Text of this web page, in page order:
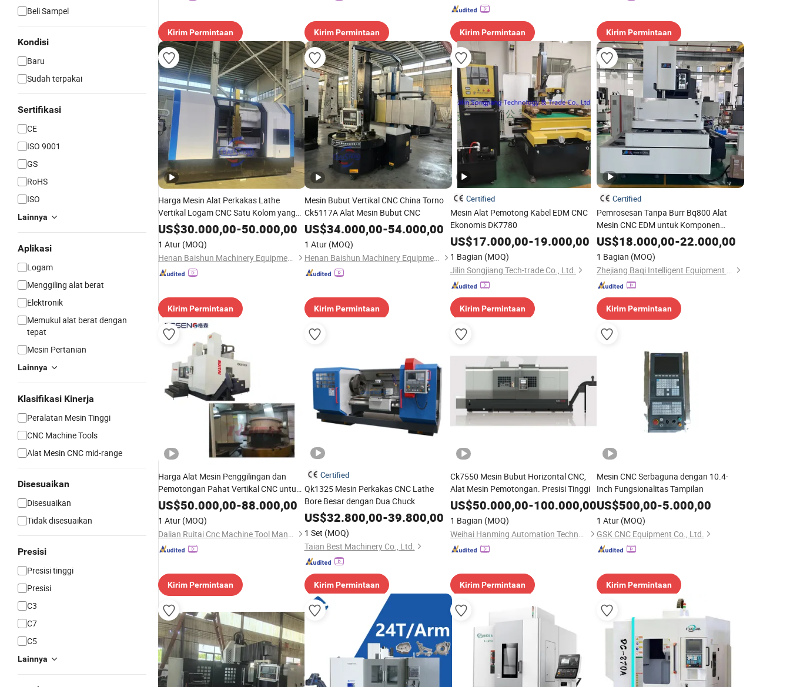
Beli Sampel
Kondisi
Baru
Sudah terpakai
Sertifikasi
CE
ISO 9001
GS
RoHS
ISO
Lainnya
Aplikasi
Logam
Menggiling alat berat
Elektronik
Memukul alat berat dengan
tepat
Mesin Pertanian
Lainnya
Klasifikasi Kinerja
Peralatan Mesin Tinggi
CNC Machine Tools
Alat Mesin CNC mid-range
Disesuaikan
Disesuaikan
Tidak disesuaikan
Presisi
Presisi tinggi
Presisi
C3
C7
C5
Lainnya
Kirim Permintaan Kirim Permintaan Kirim Permintaan Kirim Permintaan
Harga Mesin Alat Perkakas Lathe
Vertikal Logam CNC Satu Kolom yang
Disetujui CE China
US$30.000,00-50.000,00
1 Atur (MOQ)
Henan Baishun Machinery Equipment Co., Ltd.
Kirim Permintaan
Mesin Bubut Vertikal CNC China Torno
Ck5117A Alat Mesin Bubut CNC
US$34.000,00-54.000,00
1 Atur (MOQ)
Henan Baishun Machinery Equipment Co., Ltd.
Kirim Permintaan
Certified
Mesin Alat Pemotong Kabel EDM CNC
Ekonomis DK7780
US$17.000,00-19.000,00
1 Bagian (MOQ)
Jilin Songjiang Tech-trade Co., Ltd.
Kirim Permintaan
Certified
Pemrosesan Tanpa Burr Bq800 Alat
Mesin CNC EDM untuk Komponen
Kontrol Penerbangan
US$18.000,00-22.000,00
1 Bagian (MOQ)
Zhejiang Baqi Intelligent Equipment Co., Ltd.
Kirim Permintaan
Harga Alat Mesin Penggilingan dan
Pemotongan Pahat Vertikal CNC untuk
Pembuatan Katup Kupu-kupu
US$50.000,00-88.000,00
1 Atur (MOQ)
Dalian Ruitai Cnc Machine Tool Manufacturing Co., Ltd
Kirim Permintaan
Certified
Qk1325 Mesin Perkakas CNC Lathe
Bore Besar dengan Dua Chuck
US$32.800,00-39.800,00
1 Set (MOQ)
Taian Best Machinery Co., Ltd.
Kirim Permintaan
Ck7550 Mesin Bubut Horizontal CNC,
Alat Mesin Pemotongan. Presisi Tinggi
US$50.000,00-100.000,00
1 Bagian (MOQ)
Weihai Hanming Automation Technology Co., Ltd.
Kirim Permintaan
Mesin CNC Serbaguna dengan 10.4-
Inch Fungsionalitas Tampilan
US$500,00-5.000,00
1 Atur (MOQ)
GSK CNC Equipment Co., Ltd.
Kirim Permintaan